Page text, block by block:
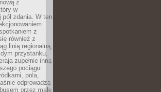
z
w
zdania. W ten
z
również z
linią regionalną,
przystanku,
zupełnie inną
pociągu
pola,
odprowadza
przez małe